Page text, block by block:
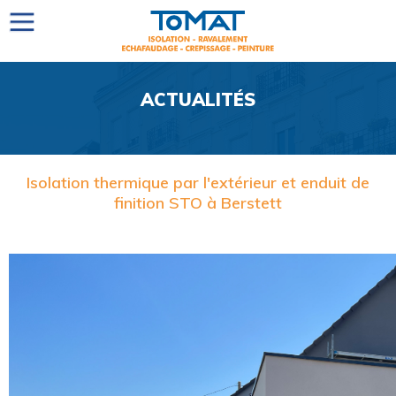
ACTUALITÉS
Isolation thermique par l'extérieur et enduit de
finition STO à Berstett